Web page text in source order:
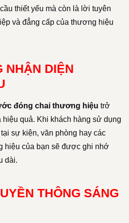
thiết yếu mà còn là lời tuyên
và đẳng cấp của thương hiệu
NHẬN DIỆN
đóng chai thương hiệu trở
hiệu quả. Khi khách hàng sử dụng
sự kiện, văn phòng hay các
hiệu của bạn sẽ được ghi nhớ
dài.
THÔNG SÁNG